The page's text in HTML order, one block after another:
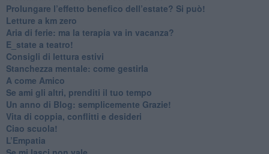
Prolungare l’effetto benefico dell’estate? Si può!
​Letture a km zero
​Aria di ferie: ma la terapia va in vacanza?
​E_state a teatro!
​Consigli di lettura estivi
​Stanchezza mentale: come gestirla
​A come Amico
​Se ami gli altri, prenditi il tuo tempo
​Un anno di Blog: semplicemente Grazie!
​Vita di coppia, conflitti e desideri
​Ciao scuola!
​L’Empatia